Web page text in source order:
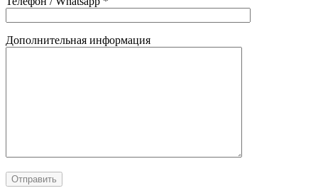
Дополнительная информация